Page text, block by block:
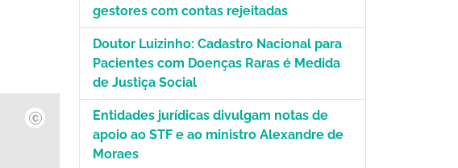
Arq/PUC-SP.
gestores com contas rejeitadas
Doutor Luizinho: Cadastro Nacional para
Pacientes com Doenças Raras é Medida
de Justiça Social
Entidades jurídicas divulgam notas de
apoio ao STF e ao ministro Alexandre de
Moraes